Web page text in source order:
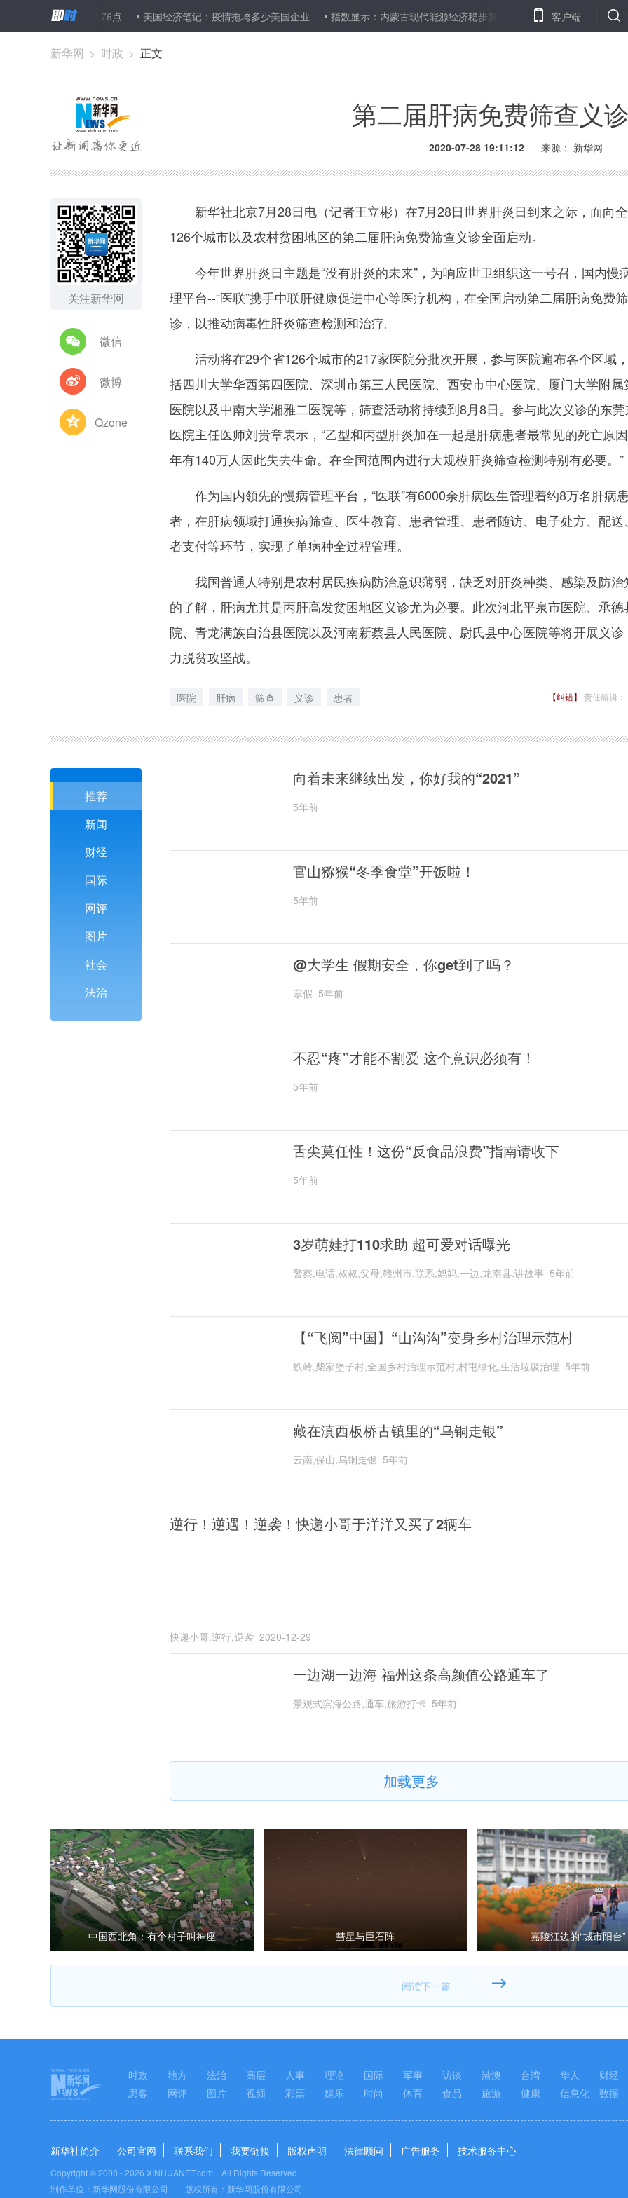
收报24772.76点 美国经济笔记：疫情拖垮多少美国企业 指数显示：内蒙古现代能源经济稳步发展 17种医保谈判抗癌药医保报
客户端
新华网 > 时政 > 正文
第二届肝病免费筛查义
2020-07-28 19:11:12 来源： 新华网
关注新华网
微信
微博
Qzone
新华社北京7月28日电（记者王立彬）在7月28日世界肝炎日到来之际，面向
126个城市以及农村贫困地区的第二届肝病免费筛查义诊全面启动。
今年世界肝炎日主题是“没有肝炎的未来”，为响应世卫组织这一号召，国内慢
理平台--“医联”携手中联肝健康促进中心等医疗机构，在全国启动第二届肝病免费
诊，以推动病毒性肝炎筛查检测和治疗。
活动将在29个省126个城市的217家医院分批次开展，参与医院遍布各个区域
括四川大学华西第四医院、深圳市第三人民医院、西安市中心医院、厦门大学附属
医院以及中南大学湘雅二医院等，筛查活动将持续到8月8日。参与此次义诊的东
医院主任医师刘贵章表示，“乙型和丙型肝炎加在一起是肝病患者最常见的死亡原
年有140万人因此失去生命。在全国范围内进行大规模肝炎筛查检测特别有必要。”
作为国内领先的慢病管理平台，“医联”有6000余肝病医生管理着约8万名肝病患
者，在肝病领域打通疾病筛查、医生教育、患者管理、患者随访、电子处方、配送
者支付等环节，实现了单病种全过程管理。
我国普通人特别是农村居民疾病防治意识薄弱，缺乏对肝炎种类、感染及防治
的了解，肝病尤其是丙肝高发贫困地区义诊尤为必要。此次河北平泉市医院、承德
院、青龙满族自治县医院以及河南新蔡县人民医院、尉氏县中心医院等将开展义诊
力脱贫攻坚战。
医院 肝病 筛查 义诊 患者 【纠错】 责任编辑：
推荐
新闻
财经
国际
网评
图片
社会
法治
向着未来继续出发，你好我的“2021”
5年前
官山猕猴“冬季食堂”开饭啦！
5年前
@大学生 假期安全，你get到了吗？
寒假 5年前
不忍“疼”才能不割爱 这个意识必须有！
5年前
舌尖莫任性！这份“反食品浪费”指南请收下
5年前
3岁萌娃打110求助 超可爱对话曝光
警察,电话,叔叔,父母,赣州市,联系,妈妈,一边,龙南县,讲故事 5年前
【“飞阅”中国】“山沟沟”变身乡村治理示范村
铁岭,柴家堡子村,全国乡村治理示范村,村屯绿化,生活垃圾治理 5年前
藏在滇西板桥古镇里的“乌铜走银”
云南,保山,乌铜走银 5年前
逆行！逆遇！逆袭！快递小哥于洋洋又买了2辆车
快递小哥,逆行,逆袭 2020-12-29
一边湖一边海 福州这条高颜值公路通车了
景观式滨海公路,通车,旅游打卡 5年前
加载更多
中国西北角：有个村子叫神座 彗星与巨石阵 嘉陵江边的“城市阳台”
时政 地方 法治 高层 人事 理论 国际 军事 访谈 港澳 台湾 华人 财经
思客
网评 图片 视频 彩票 娱乐 时尚 体育 食品 旅游 健康 信息化 数据
新华社简介 公司官网 联系我们 我要链接 版权声明 法律顾问 广告服务 技术服务中心
Copyright © 2000 -2026 XINHUANET.com All Rights Reserved.
制作单位：新华网股份有限公司 版权所有：新华网股份有限公司